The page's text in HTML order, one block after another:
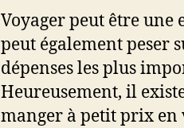
Voyager peut être une
peut également peser
dépenses les plus
Heureusement, il
manger à petit prix en